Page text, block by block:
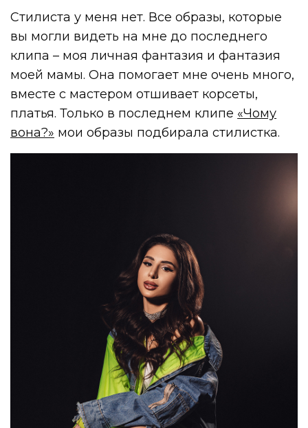
Стилиста у меня нет. Все образы, которые
вы могли видеть на мне до последнего
клипа – моя личная фантазия и фантазия
моей мамы. Она помогает мне очень много,
вместе с мастером отшивает корсеты,
платья. Только в последнем клипе «Чому
вона?» мои образы подбирала стилистка.